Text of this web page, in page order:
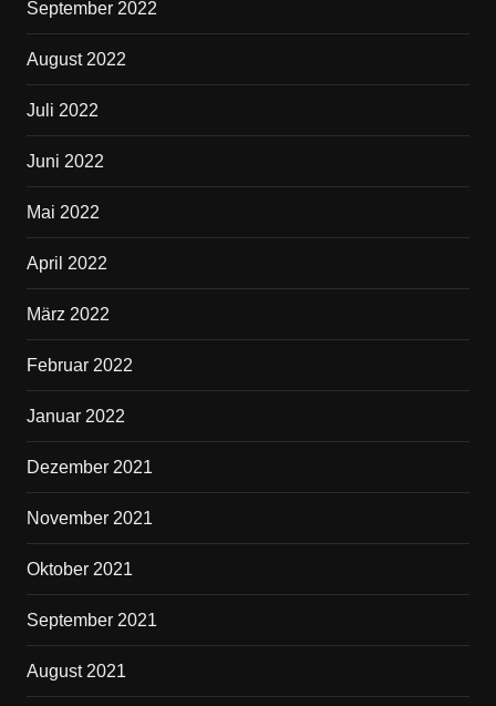
September 2022
August 2022
Juli 2022
Juni 2022
Mai 2022
April 2022
März 2022
Februar 2022
Januar 2022
Dezember 2021
November 2021
Oktober 2021
September 2021
August 2021